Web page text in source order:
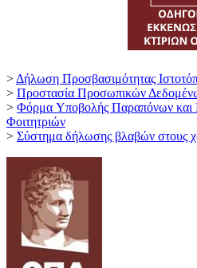
> Δήλωση Προσβασιμότητας
> Προστασία Προσωπικών
> Φόρμα Yποβολής Παραπόνων και
Φοιτητριών
> Σύστημα δήλωσης βλαβών στους